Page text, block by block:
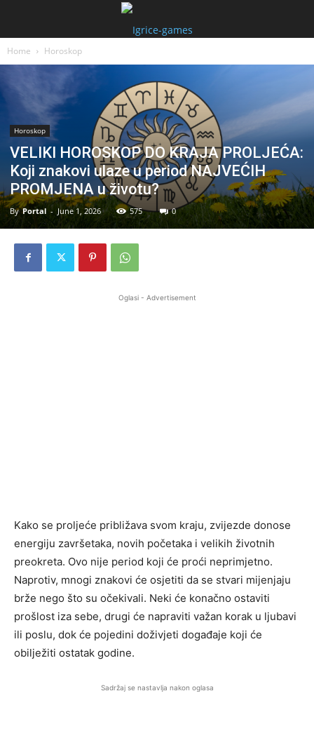
Home Horoskop
Horoskop
VELIKI HOROSKOP DO KRAJA PROLJEĆA:
Koji znakovi ulaze u period NAJVEĆIH
PROMJENA u životu?
By Portal - June 1, 2026 575 0
Oglasi - Advertisement
Kako se proljeće približava svom kraju, zvijezde donose
energiju završetaka, novih početaka i velikih životnih
preokreta. Ovo nije period koji će proći neprimjetno.
Naprotiv, mnogi znakovi će osjetiti da se stvari mijenjaju
brže nego što su očekivali. Neki će konačno ostaviti
prošlost iza sebe, drugi će napraviti važan korak u ljubavi
ili poslu, dok će pojedini doživjeti događaje koji će
obilježiti ostatak godine.
Sadržaj se nastavlja nakon oglasa